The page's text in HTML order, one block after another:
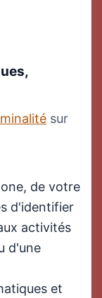
sur
de votre
d'identifier
activités
d'une
et